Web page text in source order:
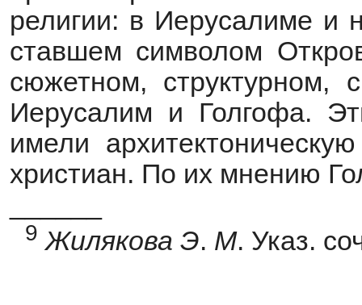
религии: в Иерусалиме и
ставшем символом
сюжетном, структурном,
Иерусалим и Голгофа.
имели
христиан. По их мнению
9 Жилякова Э. М. Указ.